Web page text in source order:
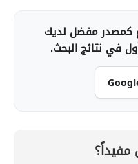
كمصدر مفضل لديك
في نتائج البحث.